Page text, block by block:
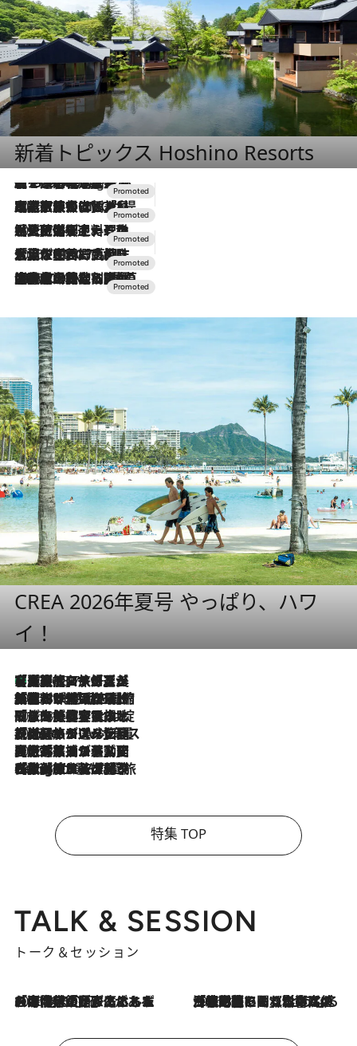
新着トピックス Hoshino Resorts
11 Hours Ago
【トンボの足水浴】ヒノキの香りに包まれて涼感マックス！約13℃の湧水かけ流しを避暑地「星野温泉 トンボの湯」で体験
2026.7.31
【ホテル帰省】という選択肢をOMOが提案。家族とほどよい距離を保つには「昼は実家、夜は気兼ねなくホテルで！」
2026.7.24
【夏限定ディナーコース】旬を迎える稚鮎や花ズッキーニなどをイタリア・トスカーナの郷土料理の手法で満喫！
2026.7.17
「土佐和ハーブかき氷」がOMO7高知に登場！生姜、山椒、大葉など目にも舌にも涼を呼ぶ郷土の味
2026.7.10
NEW OPEN！【界 草津】名湯の地に誕生。趣の異なる2種の温泉と上州ならではの会席・蕎麦割烹など美食を味わう究極の癒やし旅
CREA 2026年夏号 やっぱり、ハワ
イ！
2026.8.7
【厳選旅コスメ】「多機能アイテムがメイン！」旅好き美容エディターが選んだ夏旅ベストコスメを発表【Mサイズジップ】
2026.8.6
「荷物が増えるほど旅ストレスは増す」美容ジャーナリストがたどり着いた最終結論。“化粧品を劇的に減らす”感動の凝縮美容とは
2026.8.6
「旅先には金髪ウィッグを持参」日本と同じメイクでは損してる!? 美容ジャーナリストが提案する“掟破りの旅美容”とは
2026.8.6
【厳選旅コスメ】「身軽さ＆UV対策重視！」ヘアアーティストshucoが選んだ夏旅ベストコスメを発表【Mサイズジップ】
2026.8.5
【厳選旅コスメ】国内をあちこち移動する河井菜摘が選んだ夏旅ベストコスメ発表！「リラックスアイテムはマスト」【Mサイズジップ】
2026.8.4
【厳選旅コスメ】「紫外線＆乾燥対策しながらメイク感も！」ヘア＆メイクGeorgeが選んだ夏旅ベストコスメを発表！【Mサイズジップ】
特集 TOP
TALK & SESSION
トーク＆セッション
2026.8.3
「今後値上げがあるとすれば…」「リスクがあるのは今年の冬」エネルギー専門家が語る、ホルムズ海峡封鎖が家庭にもたらす“ある心配” 2026.8.3
「住宅建てられない…」「サーチャージ料の高値が続いている」ホルムズ海峡封鎖による影響はいつまで続く？《エネルギー専門家に聞く“どうなる日本の暮らし”》